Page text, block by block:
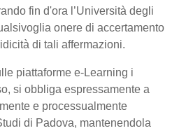
fin d'ora l’Università degli
onere di accertamento
di tali affermazioni.
piattaforme e-Learning i
si obbliga espressamente a
e processualmente
di Padova, mantenendola